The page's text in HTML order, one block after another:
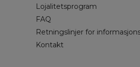
Lojalitetsprogram
FAQ
Retningslinjer for
Kontakt